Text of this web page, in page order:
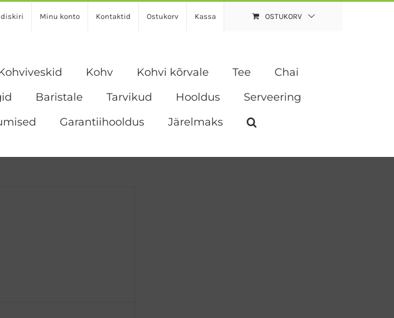
Minu konto Kontaktid Ostukorv Kassa OSTUKORV
Kohv Kohvi kõrvale Tee
Chai
Baristale Tarvikud Hooldus
Serveering
Garantiihooldus Järelmaks